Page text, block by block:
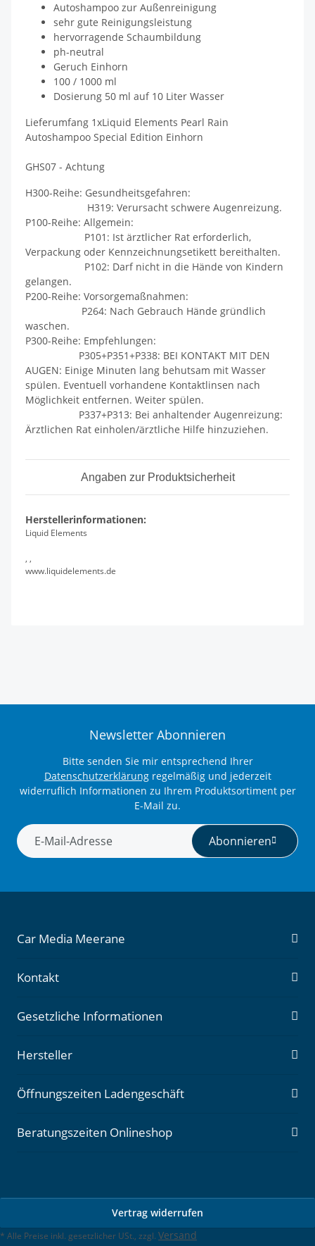
Autoshampoo zur Außenreinigung
sehr gute Reinigungsleistung
hervorragende Schaumbildung
ph-neutral
Geruch Einhorn
100 / 1000 ml
Dosierung 50 ml auf 10 Liter Wasser
Lieferumfang 1xLiquid Elements Pearl Rain
Autoshampoo Special Edition Einhorn
GHS07 - Achtung
H300-Reihe: Gesundheitsgefahren:
H319: Verursacht schwere Augenreizung.
P100-Reihe: Allgemein:
P101: Ist ärztlicher Rat erforderlich,
Verpackung oder Kennzeichnungsetikett bereithalten.
P102: Darf nicht in die Hände von Kindern
gelangen.
P200-Reihe: Vorsorgemaßnahmen:
P264: Nach Gebrauch Hände gründlich
waschen.
P300-Reihe: Empfehlungen:
P305+P351+P338: BEI KONTAKT MIT DEN
AUGEN: Einige Minuten lang behutsam mit Wasser
spülen. Eventuell vorhandene Kontaktlinsen nach
Möglichkeit entfernen. Weiter spülen.
P337+P313: Bei anhaltender Augenreizung:
Ärztlichen Rat einholen/ärztliche Hilfe hinzuziehen.
Angaben zur Produktsicherheit
Herstellerinformationen:
Liquid Elements
, ,
www.liquidelements.de
Newsletter Abonnieren
Bitte senden Sie mir entsprechend Ihrer
Datenschutzerklärungregelmäßig und jederzeit
widerruflich Informationen zu Ihrem Produktsortiment per
E-Mail zu.
Abonnieren
Car Media Meerane
Kontakt
Gesetzliche Informationen
Hersteller
Öffnungszeiten Ladengeschäft
Beratungszeiten Onlineshop
Vertrag widerrufen
* Alle Preise inkl. gesetzlicher USt., zzgl. Versand